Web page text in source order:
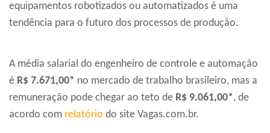
equipamentos robotizados ou automatizados é uma
tendência para o futuro dos processos de produção.
A média salarial do engenheiro de controle e automação
é R$ 7.671,00* no mercado de trabalho brasileiro, mas a
remuneração pode chegar ao teto de R$ 9.061,00*, de
acordo com relatório do site Vagas.com.br.